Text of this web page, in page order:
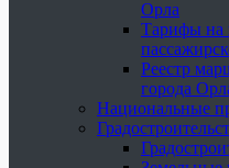
Орла
Тарифы на
Реестр
города
Национальные